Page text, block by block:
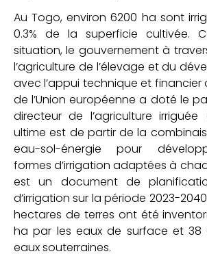
Au Togo, environ 6200 ha sont
0.3% de la superficie cultivée.
situation, le gouvernement à
l’agriculture de l’élevage et du
avec l’appui technique et
de l’Union européenne a doté le
directeur de l’agriculture irriguée
ultime est de partir de la
eau-sol-énergie pour
formes d’irrigation adaptées à
est un document de
d’irrigation sur la période 2023-
hectares de terres ont été
ha par les eaux de surface et 38
eaux souterraines.